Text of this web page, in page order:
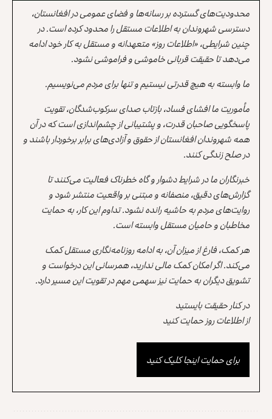
محدودیت‌های گسترده بر رسانه‌ها و فضای عمومی در افغانستان،
دسترسی شهروندان به اطلاعات مستقل را محدود کرده است. در
چنین شرایطی، «اطلاعات روز» متعهدانه و مستقل به کار خود ادامه
می‌دهد تا حقیقت قربانی خاموشی و فراموشی نشود.
ما وابسته به هیچ قدرتی نیستیم و تنها برای مردم می‌نویسیم.
مأموریت ما افشای فساد، بازتاب صدای سرکوب‌شدگان، تقویت
پاسخگویی صاحبان قدرت، و پشتیبانی از چشم‌اندازی است که در آن
همه شهروندان افغانستان از حقوق و آزادی‌های برابر برخوردار باشند و
در صلح زندگی کنند.
خبرنگاران ما در شرایط دشوار و گاه خطرناک فعالیت می‌کنند تا
گزارش‌های دقیق، منصفانه و مبتنی بر واقعیت منتشر شود و
روایت‌های مردم به حاشیه رانده نشود. تداوم این کار، به حمایت
مخاطبان و حامیان مستقل وابسته است.
هر کمک، فارغ از میزان آن، به ادامه روزنامه‌نگاری مستقل کمک
می‌کند. اگر امکان کمک مالی ندارید، همرسانی این درخواست و
تشویق دیگران به حمایت نیز سهمی مهم در تقویت این مسیر دارد.
در کنار حقیقت بایستید
از اطلاعات روز حمایت کنید
برای حمایت اینجا کلیک کنید